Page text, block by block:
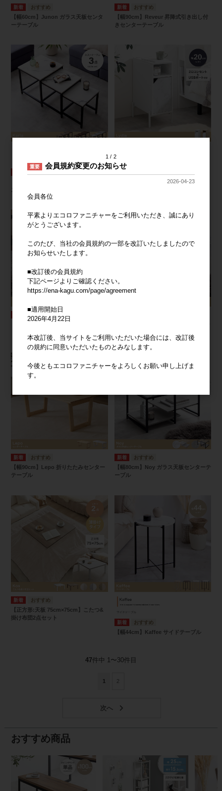
【幅60cm】Junon ガラス天板センタ
ーテーブル
【幅90cm】Reveur 昇降式引き出し付
きセンターテーブル
ストテーブル
【幅20cm】Lydie USBポート&コンセ
ント付サイドテーブル
【幅90cm】Lepo 折りたたみセンター
テーブル
【幅80cm】Noy ガラス天板センターテ
ーブル
【正方形:天板 75cm×75cm】こたつ&
掛け布団2点セット
【幅44cm】Kaffee サイドテーブル
47件中 1〜30件目
1 2
おすすめ商品
1 2
重要 会員規約変更のお知らせ
2026-04-23
会員各位
平素よりエコロファニチャーをご利用いただき、誠にあり
がとうございます。
このたび、当社の会員規約の一部を改訂いたしましたので
お知らせいたします。
■改訂後の会員規約
下記ページよりご確認ください。
https://ena-kagu.com/page/agreement
■適用開始日
2026年4月22日
本改訂後、当サイトをご利用いただいた場合には、改訂後
の規約に同意いただいたものとみなします。
今後ともエコロファニチャーをよろしくお願い申し上げま
す。